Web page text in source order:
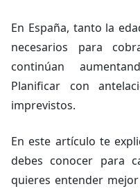
En España, tanto la
necesarios para
continúan
Planificar con
imprevistos.
En este artículo te
debes conocer para
quieres entender